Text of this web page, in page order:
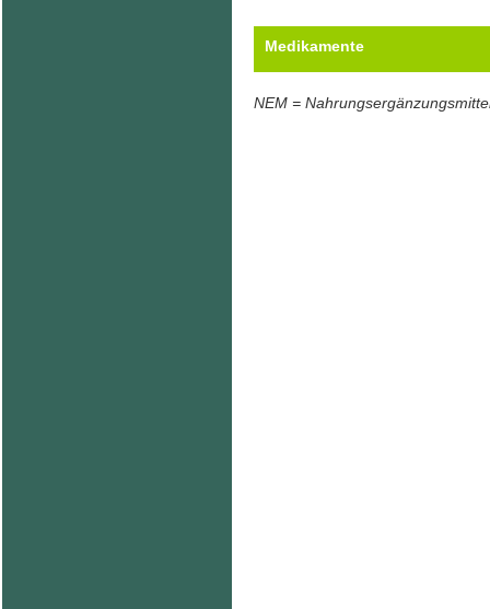
Medikamente
NEM =